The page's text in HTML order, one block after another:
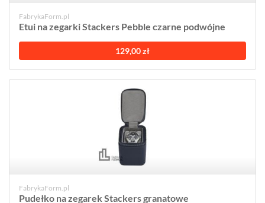
FabrykaForm.pl
Etui na zegarki Stackers Pebble czarne podwójne
129,00 zł
FabrykaForm.pl
Pudełko na zegarek Stackers granatowe